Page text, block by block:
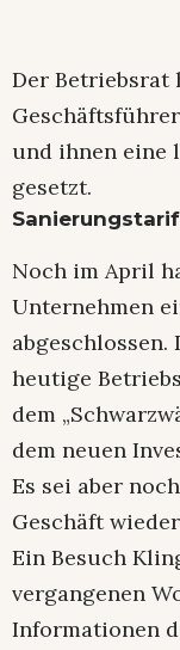
Der Betriebsrat
und ihnen eine
gesetzt.
Noch im April
Unternehmen
heutige
dem
dem neuen
Es sei aber
Geschäft
Ein Besuch
vergangenen
Informationen